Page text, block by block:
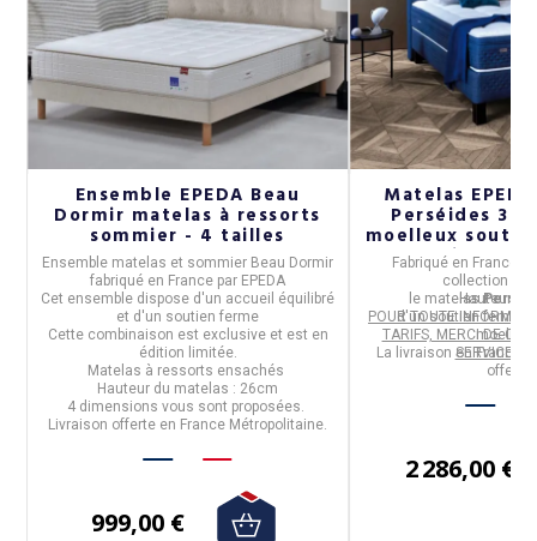
Ensemble EPEDA Beau
Dormir matelas à ressorts
sommier - 4 tailles
Ensemble matelas et sommier Beau Dormir
fabriqué en France par EPEDA
Cet ensemble dispose d'un accueil équilibré
et d'un soutien ferme
Cette combinaison est exclusive et est en
édition limitée.
Matelas à ressorts ensachés
Hauteur du matelas : 26cm
4 dimensions vous sont proposées.
Livraison offerte en France Métropolitaine.
999,00 €
Matelas
Perséides
moelleux
tailles 6
Fabriqué en France
collection
le matelas
d'unsoutien ferme
Hauteur :
POUR TOUTE
TARIFS, MERCI DE
SERVICE
La livraison en France
offerte.
2 286,00 €